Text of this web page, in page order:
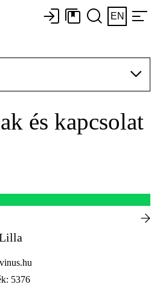
EN
és kapcsolat
5376